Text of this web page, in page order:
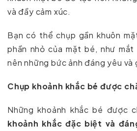
và đầy cảm xúc.
Bạn có thể chụp gần khuôn
phần nhỏ của mặt bé, như
nên những bức ảnh đáng yêu và
Chụp khoảnh khắc bé được
Những khoảnh khắc bé được
khoảnh khắc đặc biệt và